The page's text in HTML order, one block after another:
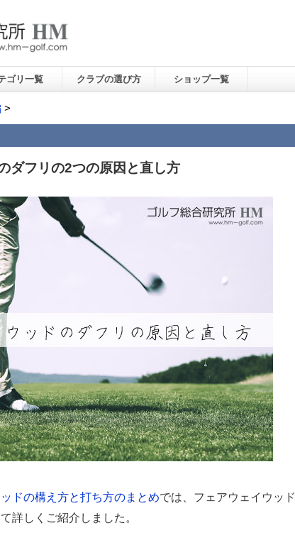
ゴリ一覧 クラブの選び方 ショップ一覧
>
ダフリの2つの原因と直し方
ドの構え方と打ち方のまとめでは、フェアウェイウッド
詳しくご紹介しました。